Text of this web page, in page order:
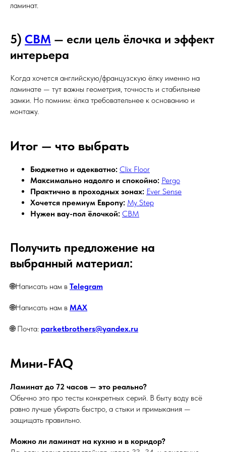
ламинат.
5) CBM — если цель ёлочка и эффект
интерьера
Когда хочется английскую/французскую ёлку именно на
ламинате — тут важны геометрия, точность и стабильные
замки. Но помним: ёлка требовательнее к основанию и
монтажу.
Итог — что выбрать
Бюджетно и адекватно: Clix Floor
Максимально надолго и спокойно: Pergo
Практично в проходных зонах: Ever Sense
Хочется премиум Европу: My Step
Нужен вау-пол ёлочкой: CBM
Получить предложение на
выбранный материал:
🌐Написать нам в Telegram
🌐Написать нам в MAX
🌐 Почта: parketbrothers@yandex.ru
Мини-FAQ
Ламинат до 72 часов — это реально?
Обычно это про тесты конкретных серий. В быту воду всё
равно лучше убирать быстро, а стыки и примыкания —
защищать правильно.
Можно ли ламинат на кухню и в коридор?